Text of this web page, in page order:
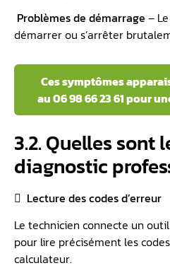
Problèmes de démarrage –
démarrer ou s’arrêter
Ces symptômes
au 06 98 66 23 61 pour
3.2. Quelles sont
diagnostic
 Lecture des codes d’erreur
Le technicien connecte un
pour lire précisément les
calculateur.